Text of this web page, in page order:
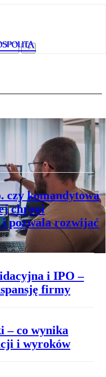
rozliczać
innowacji
czy komandytowa
chroni
pozwala rozwijać
i IPO –
firmy
– co wynika
i wyroków